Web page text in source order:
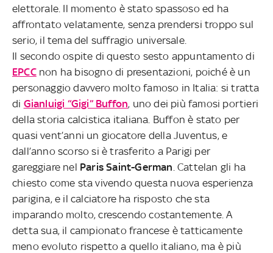
elettorale. Il momento è stato spassoso ed ha
affrontato velatamente, senza prendersi troppo sul
serio, il tema del suffragio universale.
Il secondo ospite di questo sesto appuntamento di
EPCCnon ha bisogno di presentazioni, poiché è un
personaggio davvero molto famoso in Italia: si tratta
di Gianluigi “Gigi” Buffon, uno dei più famosi portieri
della storia calcistica italiana. Buffon è stato per
quasi vent’anni un giocatore della Juventus, e
dall’anno scorso si è trasferito a Parigi per
gareggiare nel Paris Saint-German . Cattelan gli ha
chiesto come sta vivendo questa nuova esperienza
parigina, e il calciatore ha risposto che sta
imparando molto, crescendo costantemente. A
detta sua, il campionato francese è tatticamente
meno evoluto rispetto a quello italiano, ma è più